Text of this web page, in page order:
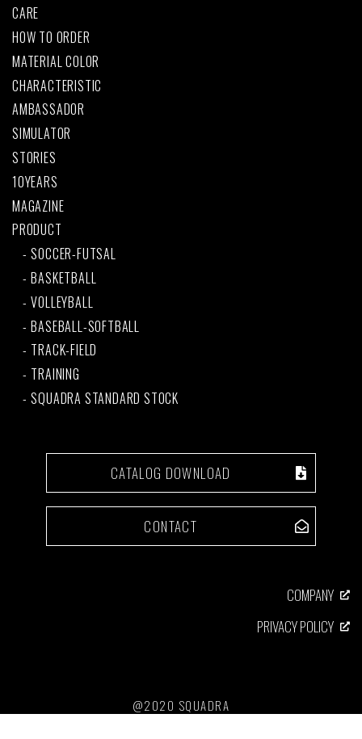
CARE
HOW TO ORDER
MATERIAL COLOR
CHARACTERISTIC
AMBASSADOR
SIMULATOR
STORIES
10YEARS
MAGAZINE
PRODUCT
SOCCER-FUTSAL
BASKETBALL
VOLLEYBALL
BASEBALL-SOFTBALL
TRACK-FIELD
TRAINING
SQUADRA STANDARD STOCK
CATALOG DOWNLOAD
CONTACT
COMPANY
PRIVACY POLICY
@2020 SQUADRA